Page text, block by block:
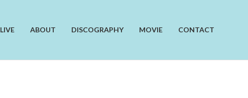
LIVE ABOUT DISCOGRAPHY MOVIE CONTACT